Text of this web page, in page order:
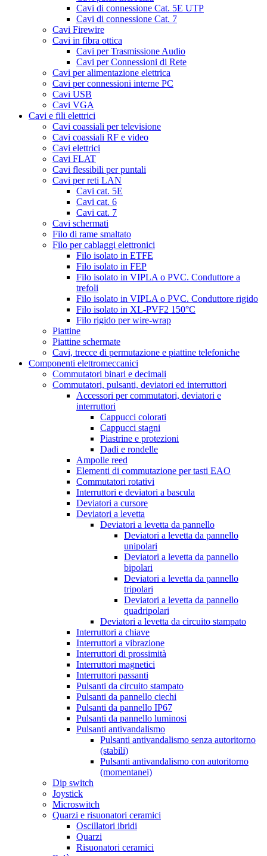
Cavi di connessione Cat. 5E UTP
Cavi di connessione Cat. 7
Cavi Firewire
Cavi in fibra ottica
Cavi per Trasmissione Audio
Cavi per Connessioni di Rete
Cavi per alimentazione elettrica
Cavi per connessioni interne PC
Cavi USB
Cavi VGA
Cavi e fili elettrici
Cavi coassiali per televisione
Cavi coassiali RF e video
Cavi elettrici
Cavi FLAT
Cavi flessibili per puntali
Cavi per reti LAN
Cavi cat. 5E
Cavi cat. 6
Cavi cat. 7
Cavi schermati
Filo di rame smaltato
Filo per cablaggi elettronici
Filo isolato in ETFE
Filo isolato in FEP
Filo isolato in VIPLA o PVC. Conduttore a
trefoli
Filo isolato in VIPLA o PVC. Conduttore rigido
Filo isolato in XL-PVF2 150°C
Filo rigido per wire-wrap
Piattine
Piattine schermate
Cavi, trecce di permutazione e piattine telefoniche
Componenti elettromeccanici
Commutatori binari e decimali
Commutatori, pulsanti, deviatori ed interruttori
Accessori per commutatori, deviatori e
interruttori
Cappucci colorati
Cappucci stagni
Piastrine e protezioni
Dadi e rondelle
Ampolle reed
Elementi di commutazione per tasti EAO
Commutatori rotativi
Interruttori e deviatori a bascula
Deviatori a cursore
Deviatori a levetta
Deviatori a levetta da pannello
Deviatori a levetta da pannello
unipolari
Deviatori a levetta da pannello
bipolari
Deviatori a levetta da pannello
tripolari
Deviatori a levetta da pannello
quadripolari
Deviatori a levetta da circuito stampato
Interruttori a chiave
Interruttori a vibrazione
Interruttori di prossimità
Interruttori magnetici
Interruttori passanti
Pulsanti da circuito stampato
Pulsanti da pannello ciechi
Pulsanti da pannello IP67
Pulsanti da pannello luminosi
Pulsanti antivandalismo
Pulsanti antivandalismo senza autoritorno
(stabili)
Pulsanti antivandalismo con autoritorno
(momentanei)
Dip switch
Joystick
Microswitch
Quarzi e risuonatori ceramici
Oscillatori ibridi
Quarzi
Risuonatori ceramici